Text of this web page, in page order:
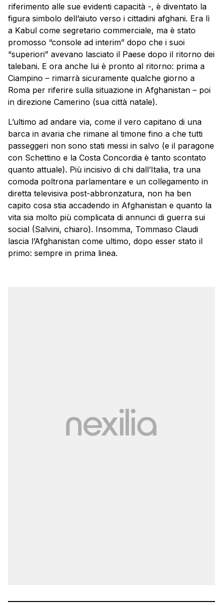
riferimento alle sue evidenti capacità -, è diventato la
figura simbolo dell’aiuto verso i cittadini afghani. Era lì
a Kabul come segretario commerciale, ma è stato
promosso “console ad interim” dopo che i suoi
“superiori” avevano lasciato il Paese dopo il ritorno dei
talebani. E ora anche lui è pronto al ritorno: prima a
Ciampino – rimarrà sicuramente qualche giorno a
Roma per riferire sulla situazione in Afghanistan – poi
in direzione Camerino (sua città natale).
L’ultimo ad andare via, come il vero capitano di una
barca in avaria che rimane al timone fino a che tutti
passeggeri non sono stati messi in salvo (e il paragone
con Schettino e la Costa Concordia è tanto scontato
quanto attuale). Più incisivo di chi dall’Italia, tra una
comoda poltrona parlamentare e un collegamento in
diretta televisiva post-abbronzatura, non ha ben
capito cosa stia accadendo in Afghanistan e quanto la
vita sia molto più complicata di annunci di guerra sui
social (Salvini, chiaro). Insomma, Tommaso Claudi
lascia l’Afghanistan come ultimo, dopo esser stato il
primo: sempre in prima linea.